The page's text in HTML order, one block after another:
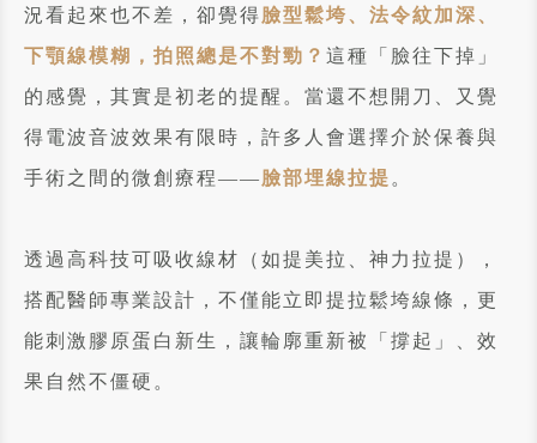
況看起來也不差，卻覺得臉型鬆垮、法令紋加深、
下顎線模糊，拍照總是不對勁？ 這種「臉往下掉」
的感覺，其實是初老的提醒。當還不想開刀、又覺
得電波音波效果有限時，許多人會選擇介於保養與
手術之間的微創療程——臉部埋線拉提 。
透過高科技可吸收線材（如提美拉、神力拉提），
搭配醫師專業設計，不僅能立即提拉鬆垮線條，更
能刺激膠原蛋白新生，讓輪廓重新被「撐起」、效
果自然不僵硬。